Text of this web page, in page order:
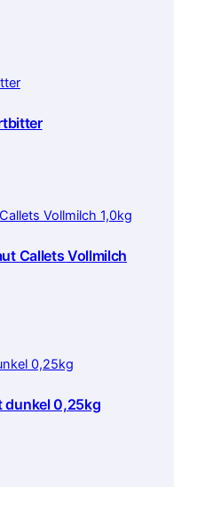
Callets Vollmilch
dunkel 0,25kg